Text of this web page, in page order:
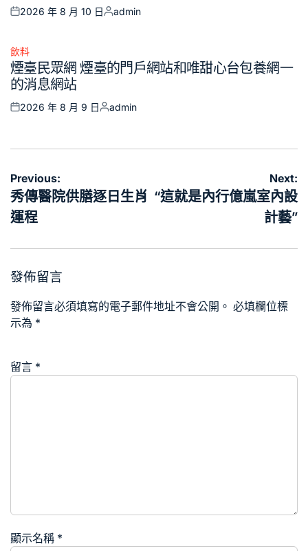
Posted
2026 年 8 月 10 日
Posted
admin
Posted
in
飲料
煙臺民眾網 煙臺的門戶網站和唯甜心台包養網一
的消息網站
Posted
2026 年 8 月 9 日
Posted
admin
文
章
導
Previous:
秀傳醫院供膳逐日生肖
運程
Next:
“這就是內行億嵐室內設
計藝”
發佈留言
發佈留言必須填寫的電子郵件地址不會公開。 必填欄位標
示為 *
留言 *
顯示名稱 *